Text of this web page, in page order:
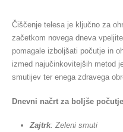
Čiščenje telesa je ključno za
začetkom novega dneva
pomagale izboljšati počutje in
izmed najučinkovitejših metod
smutijev ter enega zdravega
Dnevni načrt za boljše
Zajtrk: Zeleni smuti